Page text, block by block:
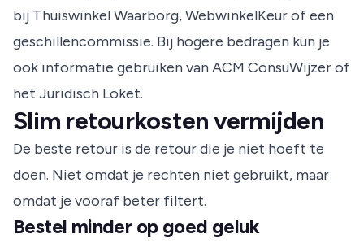
bij Thuiswinkel Waarborg, WebwinkelKeur of een
geschillencommissie. Bij hogere bedragen kun je
ook informatie gebruiken van ACM ConsuWijzer of
het Juridisch Loket.
Slim retourkosten vermijden
De beste retour is de retour die je niet hoeft te
doen. Niet omdat je rechten niet gebruikt, maar
omdat je vooraf beter filtert.
Bestel minder op goed geluk